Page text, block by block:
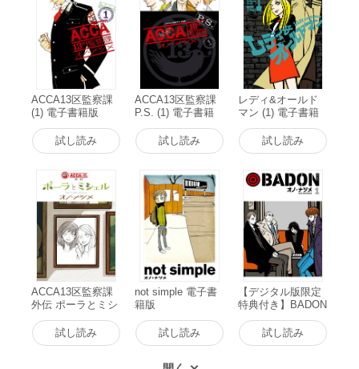
ACCA13区監察課
(1) 電子書籍版
試し読み
ACCA13区監察課
P.S. (1) 電子書籍
試し読み
レディ&オールド
マン (1) 電子書籍
試し読み
ACCA13区監察課
外伝 ポーラとミシ
ェル 電子書籍版
試し読み
not simple 電子書
籍版
試し読み
【デジタル版限定
特典付き】BADON
(1) 電子書籍版
試し読み